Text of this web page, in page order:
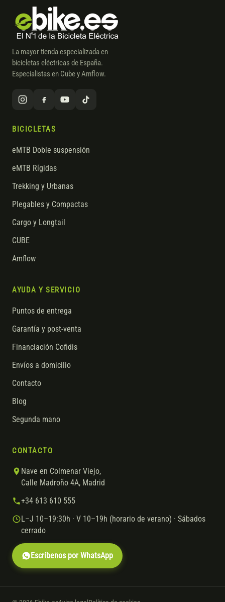
La mayor tienda especializada en
bicicletas eléctricas de España.
Especialistas en Cube y Amflow.
BICICLETAS
eMTB Doble suspensión
eMTB Rígidas
Trekking y Urbanas
Plegables y Compactas
Cargo y Longtail
CUBE
Amflow
AYUDA Y SERVICIO
Puntos de entrega
Garantía y post-venta
Financiación Cofidis
Envíos a domicilio
Contacto
Blog
Segunda mano
CONTACTO
Nave en Colmenar Viejo,
Calle Madroño 4A, Madrid
+34 613 610 555
L–J 10–19:30h · V 10–19h (horario de verano) · Sábados
cerrado
Escríbenos por WhatsApp